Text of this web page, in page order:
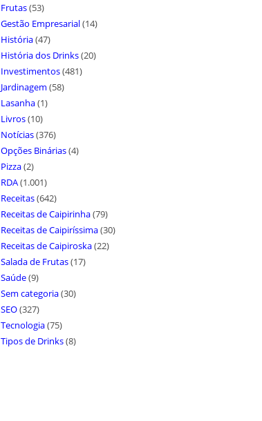
Frutas(53)
Gestão Empresarial(14)
História(47)
História dos Drinks(20)
Investimentos(481)
Jardinagem (58)
Lasanha(1)
Livros(10)
Notícias(376)
Opções Binárias(4)
Pizza(2)
RDA(1.001)
Receitas(642)
Receitas de Caipirinha(79)
Receitas de Caipiríssima(30)
Receitas de Caipiroska(22)
Salada de Frutas(17)
Saúde(9)
Sem categoria(30)
SEO(327)
Tecnologia(75)
Tipos de Drinks(8)